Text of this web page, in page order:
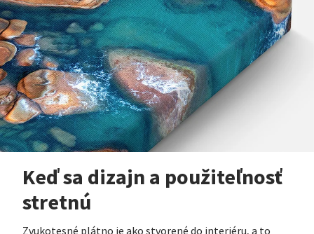
Keď sa dizajn a použiteľnosť
stretnú